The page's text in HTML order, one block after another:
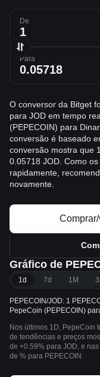
De
Para
O conversor da Bitget
para JOD em tempo
(PEPECOIN) para
conversão é baseado
conversão mostra que
0.05718 JOD. Como
rapidamente,
novamente.
Gráfico de
1d 7d 1M
PEPECOIN/JOD: 1
PepeCoin (PEPECOIN)
Nos últimos 1D, PepeCoin
de tendências e preços
de +0.59% para JOD, e
de % para PEPECOIN.